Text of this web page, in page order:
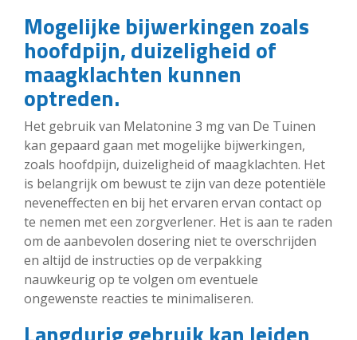
Mogelijke bijwerkingen zoals
hoofdpijn, duizeligheid of
maagklachten kunnen
optreden.
Het gebruik van Melatonine 3 mg van De Tuinen
kan gepaard gaan met mogelijke bijwerkingen,
zoals hoofdpijn, duizeligheid of maagklachten. Het
is belangrijk om bewust te zijn van deze potentiële
neveneffecten en bij het ervaren ervan contact op
te nemen met een zorgverlener. Het is aan te raden
om de aanbevolen dosering niet te overschrijden
en altijd de instructies op de verpakking
nauwkeurig op te volgen om eventuele
ongewenste reacties te minimaliseren.